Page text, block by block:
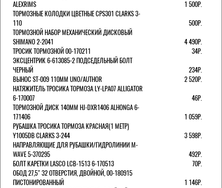
ALEXRIMS
1 500Р.
ТОРМОЗНЫЕ КОЛОДКИ ЦВЕТНЫЕ CPS301 CLARKS 3-
110
500Р.
ТОРМОЗНОЙ НАБОР МЕХАНИЧЕСКИЙ ДИСКОВЫЙ
SHIMANO 2-2041
4 490Р.
ТРОСИК ТОРМОЗНОЙ 00-170211
34Р.
ЭКСЦЕНТРИК 6-613085-2 ПОДСЕДЕЛЬНЫЙ БОЛТ
ЧЕРНЫЙ
234Р.
ВЫНОС ST-009 110ММ UNO/AUTHOR
2 520Р.
НАТЯЖИТЕЛЬ ТРОСИКА ТОРМОЗА LY-LPA07 ALLIGATOR
6-170007
46Р.
ТОРМОЗНОЙ ДИСК 140ММ HJ-DXR1406 ALHONGA 6-
171406
1 059Р.
РУБАШКА ТРОСИКА ТОРМОЗА КРАСНАЯ(1 МЕТР)
Y1005DB CLARKS 3-244
3 598Р.
НАПРАВЛЯЮЩИЕ ДЛЯ РУБАШКИ/ГИДРОЛИНИИ M-
WAVE 5-370295
492Р.
БОЛТ КАРЕТКИ LASCO LCB-1513 6-170513
70Р.
ОБОД 27,5" 32 ОТВЕРСТИЯ, ДВОЙНОЙ, 00-180915
ПИСТОНИРОВАННЫЙ
1 146Р.